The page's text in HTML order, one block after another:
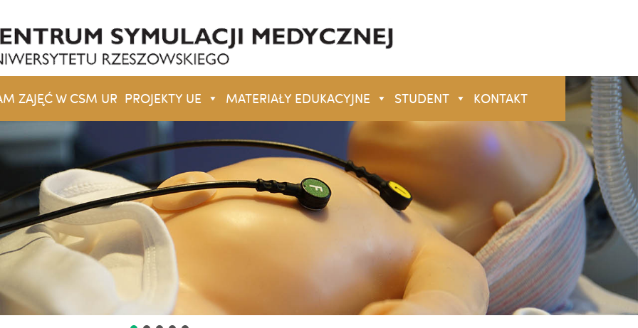
ZAJĘĆ W CSM UR PROJEKTY UE MATERIAŁY EDUKACYJNE STUDENT KONTAKT